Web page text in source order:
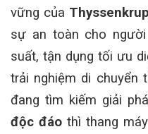
vững của
sự an toàn cho
suất, tận dụng tối ưu
trải nghiệm di chuyển
đang tìm kiếm giải
độc đáothì thang